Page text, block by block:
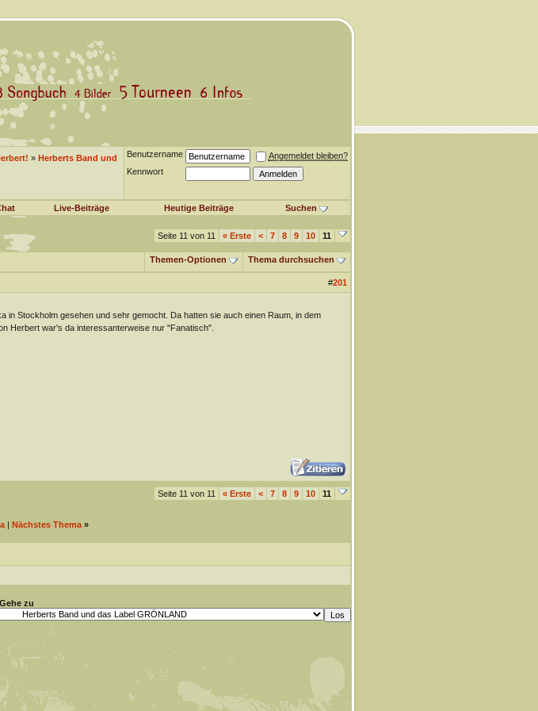
» Herberts Band und
Benutzername
Angemeldet bleiben?
Kennwort
Live-Beiträge Heutige Beiträge Suchen
Seite 11 von 11 «Erste < 7 8 9 10 11
Themen-Optionen Thema durchsuchen
#201
in Stockholm gesehen und sehr gemocht. Da hatten sie auch einen Raum, in dem
Herbert war's da interessanterweise nur "Fanatisch".
Seite 11 von 11 «Erste < 7 8 9 10 11
| Nächstes Thema »
zu